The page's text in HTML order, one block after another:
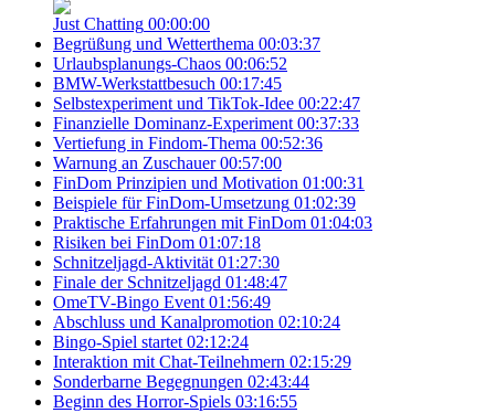
Just Chatting 00:00:00
Begrüßung und Wetterthema 00:03:37
Urlaubsplanungs-Chaos 00:06:52
BMW-Werkstattbesuch 00:17:45
Selbstexperiment und TikTok-Idee 00:22:47
Finanzielle Dominanz-Experiment 00:37:33
Vertiefung in Findom-Thema 00:52:36
Warnung an Zuschauer 00:57:00
FinDom Prinzipien und Motivation 01:00:31
Beispiele für FinDom-Umsetzung 01:02:39
Praktische Erfahrungen mit FinDom 01:04:03
Risiken bei FinDom 01:07:18
Schnitzeljagd-Aktivität 01:27:30
Finale der Schnitzeljagd 01:48:47
OmeTV-Bingo Event 01:56:49
Abschluss und Kanalpromotion 02:10:24
Bingo-Spiel startet 02:12:24
Interaktion mit Chat-Teilnehmern 02:15:29
Sonderbarne Begegnungen 02:43:44
Beginn des Horror-Spiels 03:16:55